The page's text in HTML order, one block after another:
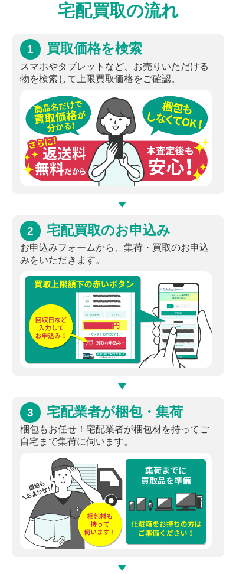
宅配買取の流れ
1 買取価格を検索
スマホやタブレットなど、お売りいただける
物を検索して上限買取価格をご確認。
2 宅配買取のお申込み
お申込みフォームから、集荷・買取のお申込
みをいただきます。
3 宅配業者が梱包・集荷
梱包もお任せ！宅配業者が梱包材を持ってご
自宅まで集荷に伺います。